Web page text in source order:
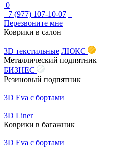
0
+7 (977) 107-10-07
Перезвоните мне
Коврики в салон
3D текстильные ЛЮКС
Металлический подпятник
БИЗНЕС
Резиновый подпятник
3D Eva с бортами
3D Liner
Коврики в багажник
3D Eva с бортами